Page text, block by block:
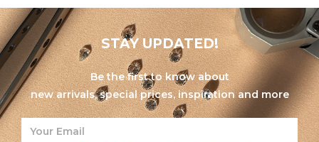
STAY UPDATED!
Be the first to know about
new arrivals, special prices, inspiration and more